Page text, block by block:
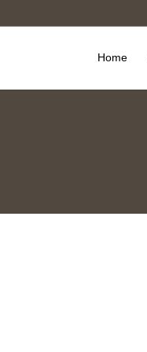
Home